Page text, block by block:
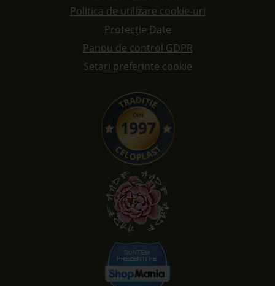
Politica de utilizare cookie-uri
Protecție Date
Panou de control GDPR
Setari preferinte cookie